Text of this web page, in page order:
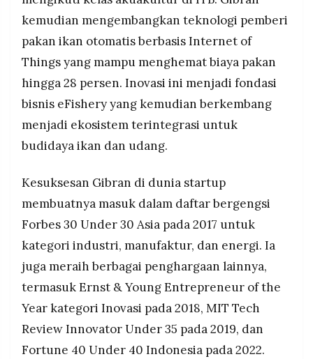
kemudian mengembangkan teknologi pemberi
pakan ikan otomatis berbasis Internet of
Things yang mampu menghemat biaya pakan
hingga 28 persen. Inovasi ini menjadi fondasi
bisnis eFishery yang kemudian berkembang
menjadi ekosistem terintegrasi untuk
budidaya ikan dan udang.
Kesuksesan Gibran di dunia startup
membuatnya masuk dalam daftar bergengsi
Forbes 30 Under 30 Asia pada 2017 untuk
kategori industri, manufaktur, dan energi. Ia
juga meraih berbagai penghargaan lainnya,
termasuk Ernst & Young Entrepreneur of the
Year kategori Inovasi pada 2018, MIT Tech
Review Innovator Under 35 pada 2019, dan
Fortune 40 Under 40 Indonesia pada 2022.